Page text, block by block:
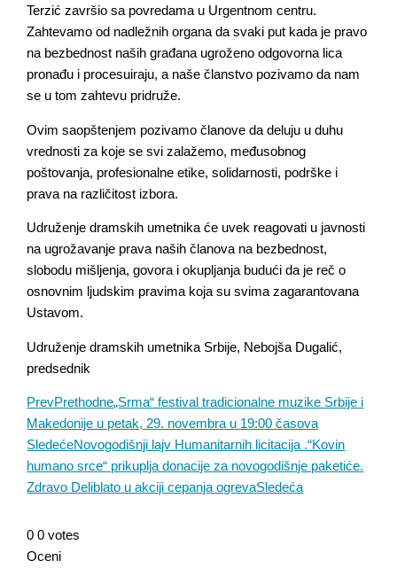
Terzić završio sa povredama u Urgentnom centru.
Zahtevamo od nadležnih organa da svaki put kada je pravo
na bezbednost naših građana ugroženo odgovorna lica
pronađu i procesuiraju, a naše članstvo pozivamo da nam
se u tom zahtevu pridruže.
Ovim saopštenjem pozivamo članove da deluju u duhu
vrednosti za koje se svi zalažemo, međusobnog
poštovanja, profesionalne etike, solidarnosti, podrške i
prava na različitost izbora.
Udruženje dramskih umetnika će uvek reagovati u javnosti
na ugrožavanje prava naših članova na bezbednost,
slobodu mišljenja, govora i okupljanja budući da je reč o
osnovnim ljudskim pravima koja su svima zagarantovana
Ustavom.
Udruženje dramskih umetnika Srbije, Nebojša Dugalić,
predsednik
PrevPrethodne„Srma“ festival tradicionalne muzike Srbije i
Makedonije u petak, 29. novembra u 19:00 časova
SledećeNovogodišnji lajv Humanitarnih licitacija .“Kovin
humano srce“ prikuplja donacije za novogodišnje paketiće.
Zdravo Deliblato u akciji cepanja ogrevaSledeća
0 0 votes
Oceni